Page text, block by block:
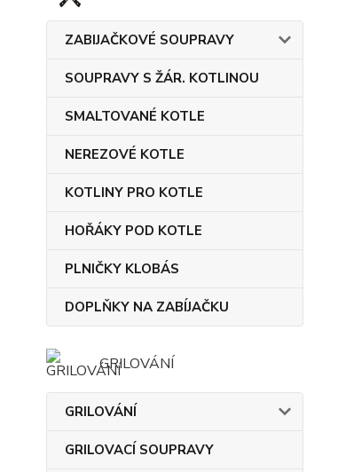
ZABIJAČKOVÉ SOUPRAVY
SOUPRAVY S ŽÁR. KOTLINOU
SMALTOVANÉ KOTLE
NEREZOVÉ KOTLE
KOTLINY PRO KOTLE
HOŘÁKY POD KOTLE
PLNIČKY KLOBÁS
DOPLŇKY NA ZABÍJAČKU
GRILOVÁNÍ
GRILOVÁNÍ
GRILOVACÍ SOUPRAVY